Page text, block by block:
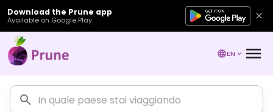
Download the Prune app
Available on Google Play
EN